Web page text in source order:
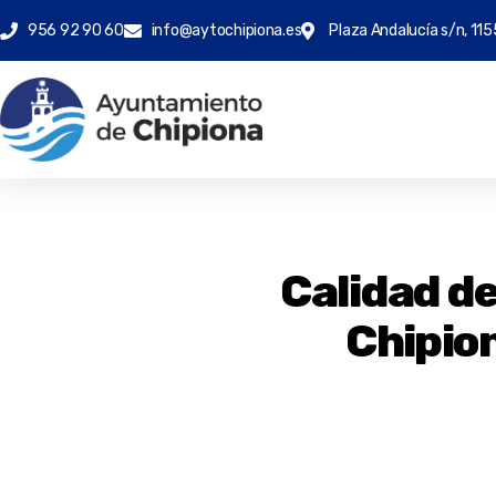
956 92 90 60 info@aytochipiona.es Plaza Andalucía s/n,
Calidad